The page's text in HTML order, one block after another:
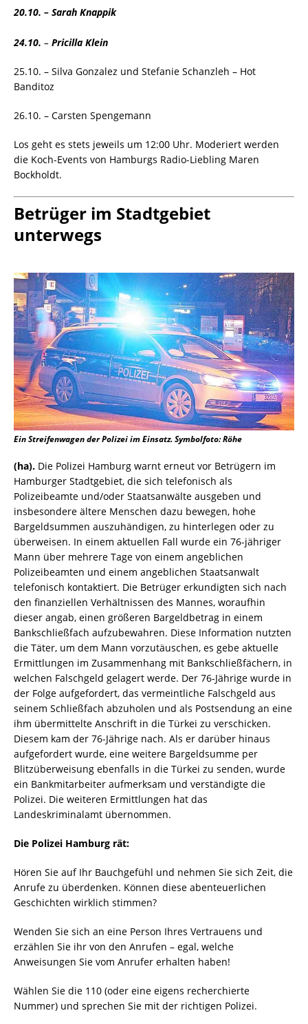
20.10. – Sarah Knappik
24.10. – Pricilla Klein
25.10. – Silva Gonzalez und Stefanie Schanzleh – Hot
Banditoz
26.10. – Carsten Spengemann
Los geht es stets jeweils um 12:00 Uhr. Moderiert werden
die Koch-Events von Hamburgs Radio-Liebling Maren
Bockholdt.
Betrüger im Stadtgebiet
unterwegs
Ein Streifenwagen der Polizei im Einsatz. Symbolfoto: Röhe
(ha). Die Polizei Hamburg warnt erneut vor Betrügern im
Hamburger Stadtgebiet, die sich telefonisch als
Polizeibeamte und/oder Staatsanwälte ausgeben und
insbesondere ältere Menschen dazu bewegen, hohe
Bargeldsummen auszuhändigen, zu hinterlegen oder zu
überweisen. In einem aktuellen Fall wurde ein 76-jähriger
Mann über mehrere Tage von einem angeblichen
Polizeibeamten und einem angeblichen Staatsanwalt
telefonisch kontaktiert. Die Betrüger erkundigten sich nach
den finanziellen Verhältnissen des Mannes, woraufhin
dieser angab, einen größeren Bargeldbetrag in einem
Bankschließfach aufzubewahren. Diese Information nutzten
die Täter, um dem Mann vorzutäuschen, es gebe aktuelle
Ermittlungen im Zusammenhang mit Bankschließfächern, in
welchen Falschgeld gelagert werde. Der 76-Jährige wurde in
der Folge aufgefordert, das vermeintliche Falschgeld aus
seinem Schließfach abzuholen und als Postsendung an eine
ihm übermittelte Anschrift in die Türkei zu verschicken.
Diesem kam der 76-Jährige nach. Als er darüber hinaus
aufgefordert wurde, eine weitere Bargeldsumme per
Blitzüberweisung ebenfalls in die Türkei zu senden, wurde
ein Bankmitarbeiter aufmerksam und verständigte die
Polizei. Die weiteren Ermittlungen hat das
Landeskriminalamt übernommen.
Die Polizei Hamburg rät:
Hören Sie auf Ihr Bauchgefühl und nehmen Sie sich Zeit, die
Anrufe zu überdenken. Können diese abenteuerlichen
Geschichten wirklich stimmen?
Wenden Sie sich an eine Person Ihres Vertrauens und
erzählen Sie ihr von den Anrufen – egal, welche
Anweisungen Sie vom Anrufer erhalten haben!
Wählen Sie die 110 (oder eine eigens recherchierte
Nummer) und sprechen Sie mit der richtigen Polizei.